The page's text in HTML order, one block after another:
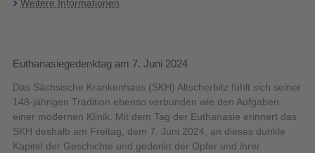
Weitere Informationen
Euthanasiegedenktag am 7. Juni 2024
Das Sächsische Krankenhaus (SKH) Altscherbitz fühlt sich seiner
148-jährigen Tradition ebenso verbunden wie den Aufgaben
einer modernen Klinik. Mit dem Tag der Euthanasie erinnert das
SKH deshalb am Freitag, dem 7. Juni 2024, an dieses dunkle
Kapitel der Geschichte und gedenkt der Opfer und ihrer